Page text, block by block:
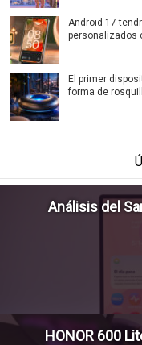
Android 17
personalizados
El primer
forma de
Análisis del
HONOR 600